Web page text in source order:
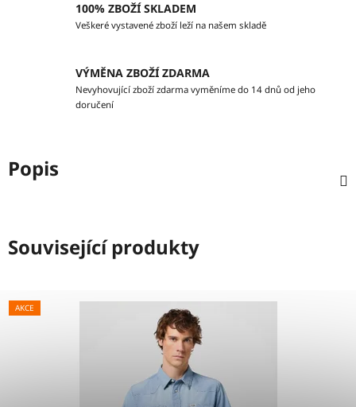
100% ZBOŽÍ SKLADEM
Veškeré vystavené zboží leží na našem skladě
VÝMĚNA ZBOŽÍ ZDARMA
Nevyhovující zboží zdarma vyměníme do 14 dnů od jeho
doručení
Popis
Související produkty
AKCE